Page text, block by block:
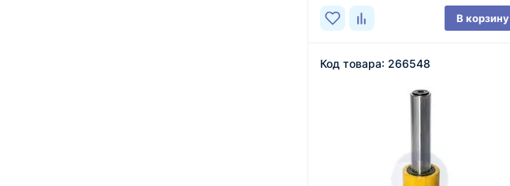
В корзину
Код товара: 266548